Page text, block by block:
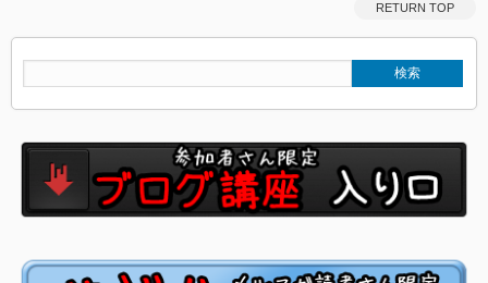
RETURN TOP